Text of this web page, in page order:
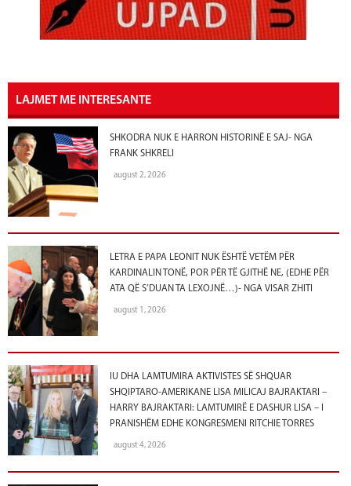
LAJMET ME INTERESANTE
SHKODRA NUK E HARRON HISTORINË E SAJ- NGA
FRANK SHKRELI
august 2, 2026
LETRA E PAPA LEONIT NUK ËSHTË VETËM PËR
KARDINALIN TONË, POR PËR TË GJITHË NE, (EDHE PËR
ATA QË S’DUAN TA LEXOJNË…)- NGA VISAR ZHITI
august 1, 2026
IU DHA LAMTUMIRA AKTIVISTES SË SHQUAR
SHQIPTARO-AMERIKANE LISA MILICAJ BAJRAKTARI –
HARRY BAJRAKTARI: LAMTUMIRË E DASHUR LISA – I
PRANISHËM EDHE KONGRESMENI RITCHIE TORRES
august 4, 2026